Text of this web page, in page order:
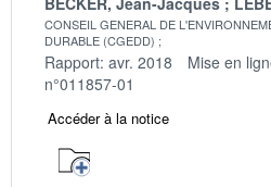
CONSEIL GENERAL DE
DURABLE (CGEDD)
Rapport: avr. 2018 Mise en
n°011857-01
Accéder à la notice